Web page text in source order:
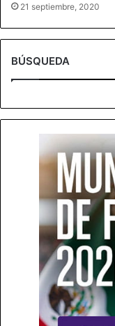
21 septiembre, 2020
BÚSQUEDA